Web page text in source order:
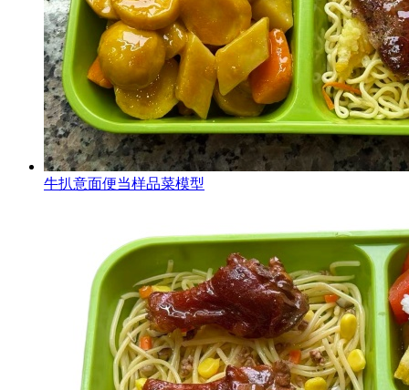
牛扒意面便当样品菜模型